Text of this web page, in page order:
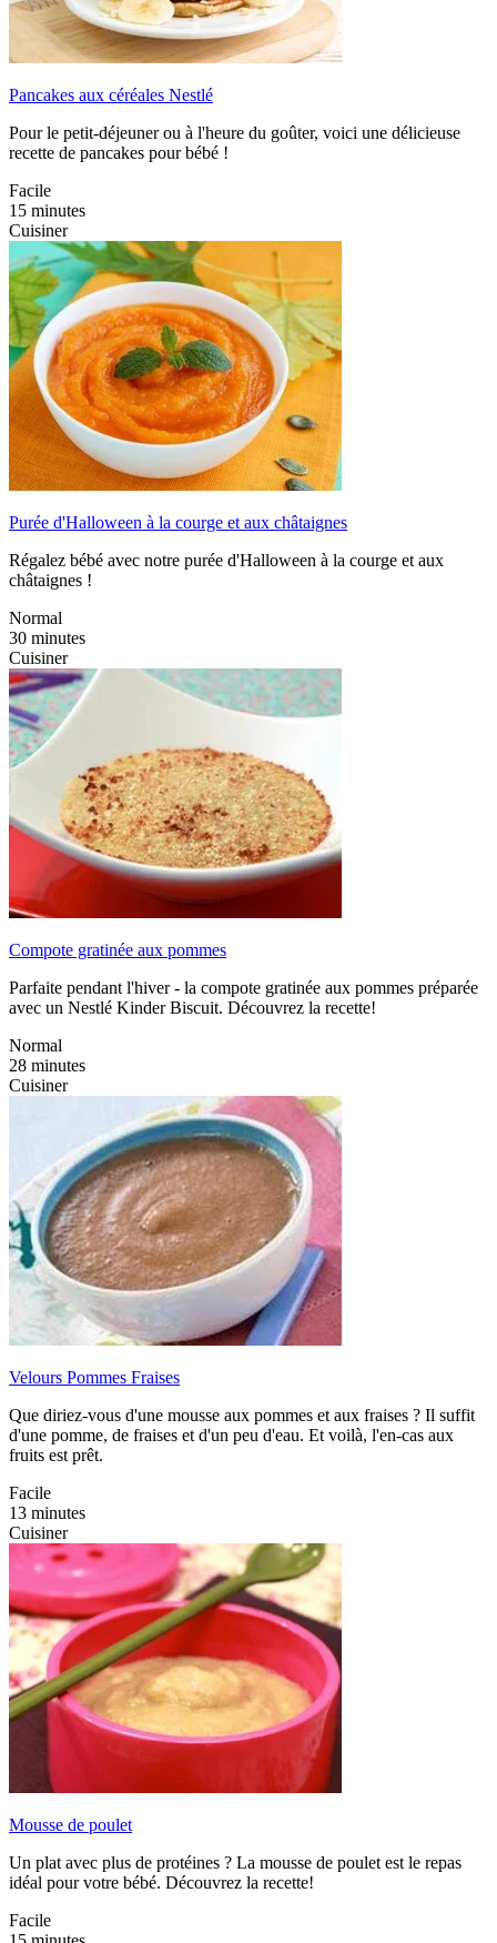
Pancakes aux céréales Nestlé
Pour le petit-déjeuner ou à l'heure du goûter, voici une délicieuse
recette de pancakes pour bébé !
Facile
15 minutes
Cuisiner
Purée d'Halloween à la courge et aux châtaignes
Régalez bébé avec notre purée d'Halloween à la courge et aux
châtaignes !
Normal
30 minutes
Cuisiner
Compote gratinée aux pommes
Parfaite pendant l'hiver - la compote gratinée aux pommes préparée
avec un Nestlé Kinder Biscuit. Découvrez la recette!
Normal
28 minutes
Cuisiner
Velours Pommes Fraises
Que diriez-vous d'une mousse aux pommes et aux fraises ? Il suffit
d'une pomme, de fraises et d'un peu d'eau. Et voilà, l'en-cas aux
fruits est prêt.
Facile
13 minutes
Cuisiner
Mousse de poulet
Un plat avec plus de protéines ? La mousse de poulet est le repas
idéal pour votre bébé. Découvrez la recette!
Facile